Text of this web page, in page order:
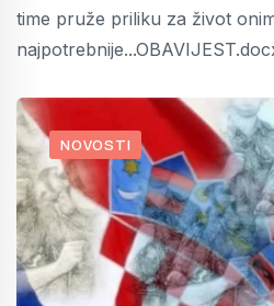
time pruže priliku za život
NOVOSTI